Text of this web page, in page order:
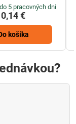
5 pracovných dní
0,14 €
košíka